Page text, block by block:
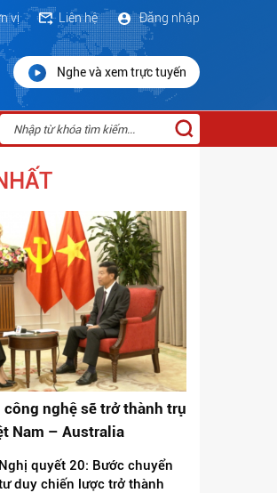
Đăng nhập
Liên hệ
vị
Nghe và xem trực tuyến
nghệ sẽ trở thành trụ
Nam – Australia
Nghị quyết 20: Bước chuyển
duy chiến lược trở thành